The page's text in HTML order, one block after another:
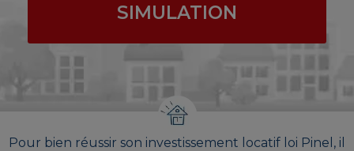
SIMULATION
Pour bien réussir son investissement locatif loi Pinel, il